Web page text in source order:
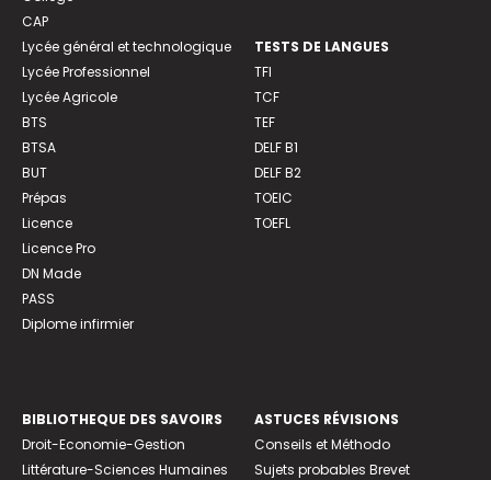
CAP
Lycée général et technologique
Lycée Professionnel
Lycée Agricole
BTS
BTSA
BUT
Prépas
Licence
Licence Pro
DN Made
PASS
Diplome infirmier
TESTS DE LANGUES
TFI
TCF
TEF
DELF B1
DELF B2
TOEIC
TOEFL
BIBLIOTHEQUE DES SAVOIRS
Droit-Economie-Gestion
Littérature-Sciences Humaines
ASTUCES RÉVISIONS
Conseils et Méthodo
Sujets probables Brevet